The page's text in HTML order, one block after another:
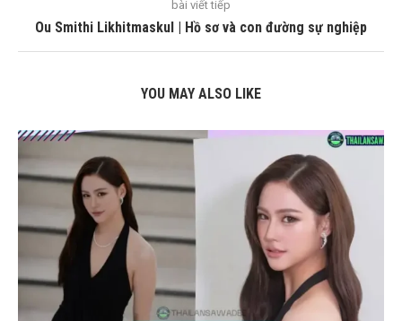
bài viết tiếp
Ou Smithi Likhitmaskul | Hồ sơ và con đường sự nghiệp
YOU MAY ALSO LIKE